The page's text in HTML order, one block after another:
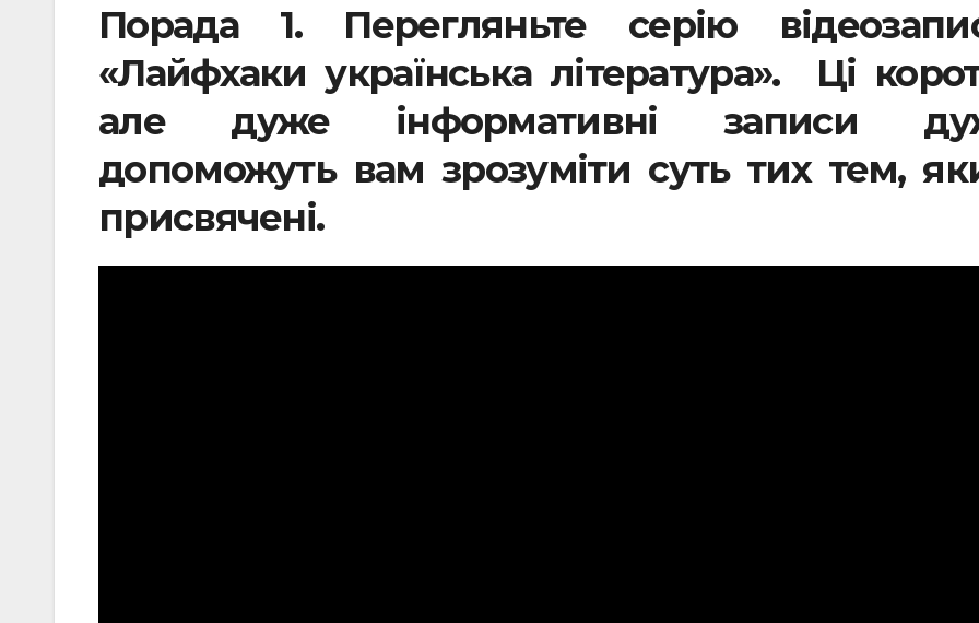
Порада 1. Перегляньте серію
«Лайфхаки українська література». Ці
але дуже інформативні записи
допоможуть вам зрозуміти суть тих тем,
присвячені.